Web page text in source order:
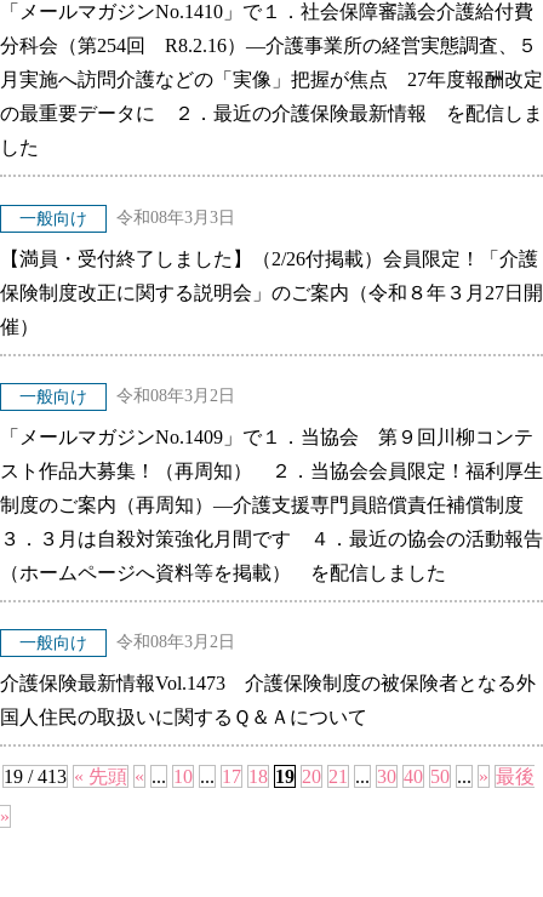
「メールマガジンNo.1410」で１．社会保障審議会介護給付費
分科会（第254回 R8.2.16）―介護事業所の経営実態調査、５
月実施へ訪問介護などの「実像」把握が焦点 27年度報酬改定
の最重要データに ２．最近の介護保険最新情報 を配信しま
した
一般向け 令和08年3月3日
【満員・受付終了しました】（2/26付掲載）会員限定！「介護
保険制度改正に関する説明会」のご案内（令和８年３月27日開
催）
一般向け 令和08年3月2日
「メールマガジンNo.1409」で１．当協会 第９回川柳コンテ
スト作品大募集！（再周知） ２．当協会会員限定！福利厚生
制度のご案内（再周知）―介護支援専門員賠償責任補償制度
３．３月は自殺対策強化月間です ４．最近の協会の活動報告
（ホームページへ資料等を掲載） を配信しました
一般向け 令和08年3月2日
介護保険最新情報Vol.1473 介護保険制度の被保険者となる外
国人住民の取扱いに関するＱ＆Ａについて
19 / 413 « 先頭 « ... 10 ... 17 18 19 20 21 ... 30 40 50 ... » 最後
»